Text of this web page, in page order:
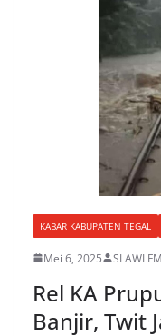
KABAR KABUPATEN TEGAL
Mei 6, 2025 SLAWI FM
Rel KA
Banjir, Twit